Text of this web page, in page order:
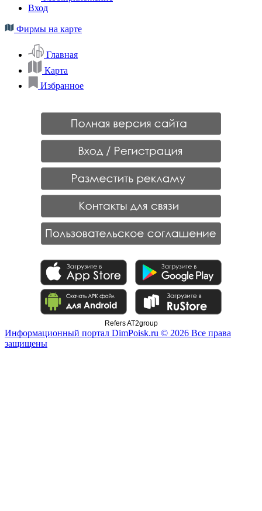
Вход
Фирмы на карте
Главная
Карта
Избранное
Refers AT2group
Информационный портал DimPoisk.ru © 2026 Все права
защищены